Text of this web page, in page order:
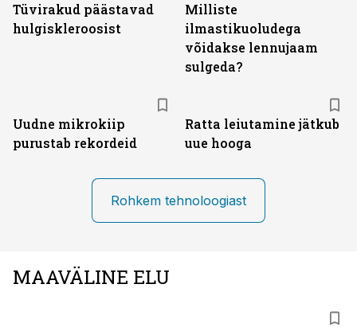
Tüvirakud päästavad
hulgiskleroosist
Milliste
ilmastikuoludega
võidakse lennujaam
sulgeda?
Uudne mikrokiip
purustab rekordeid
Ratta leiutamine jätkub
uue hooga
Rohkem tehnoloogiast
MAAVÄLINE ELU